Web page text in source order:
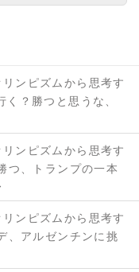
ンピズムから思考す
？勝つと思うな、
ンピズムから思考す
つ、トランプの一本
ンピズムから思考す
、アルゼンチンに挑